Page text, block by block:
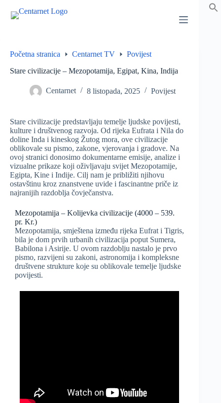
sadržaj
Početna stranica Centarnet TV
Povijest
Stare civilizacije – Mezopotamija, Egipat, Kina, Indija
Centarnet 8 listopada, 2025 Povijest
Stare civilizacije predstavljaju temelje ljudske povijesti,
kulture i društvenog razvoja. Od rijeka Eufrata i Nila do
doline Inda i kineskog Žutog mora, ove civilizacije
oblikovale su pismo, zakone, vjerovanja i gradove. Na
ovoj stranici donosimo dokumentarne emisije, analize i
vizualne prikaze koji oživljavaju svijet Mezopotamije,
Egipta, Kine i Indije. Cilj nam je približiti njihovu
ostavštinu kroz znanstvene uvide i fascinantne priče iz
najranijih razdoblja čovječanstva.
Mezopotamija – Kolijevka civilizacije (4000 – 539.
pr. Kr.)
Mezopotamija, smještena između rijeka Eufrat i Tigris,
bila je dom prvih urbanih civilizacija poput Sumera,
Babilona i Asirije. U ovom razdoblju nastalo je prvo
pismo, razvijeni su zakoni, astronomija i kompleksne
društvene strukture koje su oblikovale temelje ljudske
povijesti.